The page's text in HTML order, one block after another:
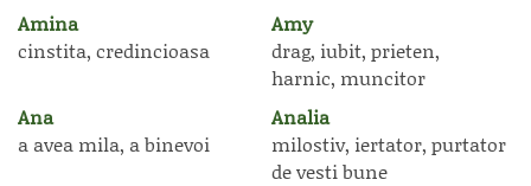
Amina
cinstita, credincioasa
Amy
drag, iubit, prieten,
harnic, muncitor
Ana
a avea mila, a binevoi
Analia
milostiv, iertator, purtator
de vesti bune